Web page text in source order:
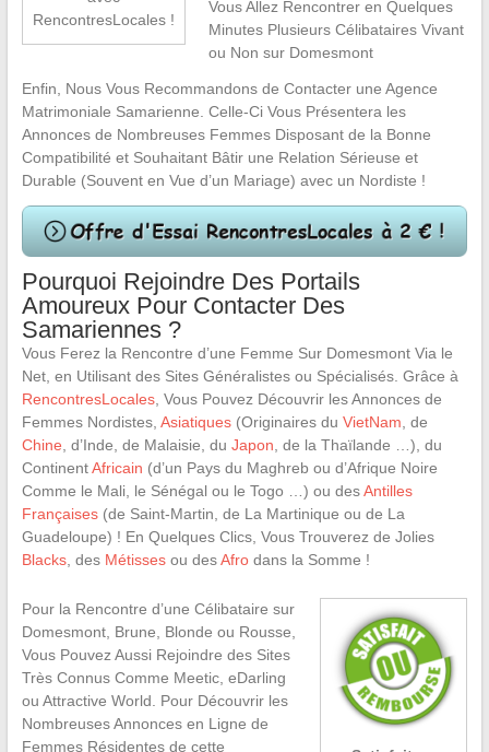
RencontresLocales !
Vous Allez Rencontrer en Quelques
Minutes Plusieurs Célibataires Vivant
ou Non sur Domesmont
Enfin, Nous Vous Recommandons de Contacter une Agence
Matrimoniale Samarienne. Celle-Ci Vous Présentera les
Annonces de Nombreuses Femmes Disposant de la Bonne
Compatibilité et Souhaitant Bâtir une Relation Sérieuse et
Durable (Souvent en Vue d’un Mariage) avec un Nordiste !
Pourquoi Rejoindre Des Portails
Amoureux Pour Contacter Des
Samariennes ?
Vous Ferez la Rencontre d’une Femme Sur Domesmont Via le
Net, en Utilisant des Sites Généralistes ou Spécialisés. Grâce à
RencontresLocales, Vous Pouvez Découvrir les Annonces de
Femmes Nordistes, Asiatiques(Originaires du VietNam , de
Chine , d’Inde, de Malaisie, du Japon , de la Thaïlande …), du
ContinentAfricain (d’un Pays du Maghreb ou d’Afrique Noire
Comme le Mali, le Sénégal ou le Togo …) ou desAntilles
Françaises(de Saint-Martin, de La Martinique ou de La
Guadeloupe) ! En Quelques Clics, Vous Trouverez de Jolies
Blacks, des Métissesou desAfrodans la Somme !
Pour la Rencontre d’une Célibataire sur
Domesmont, Brune, Blonde ou Rousse,
Vous Pouvez Aussi Rejoindre des Sites
Très Connus Comme Meetic, eDarling
ou Attractive World. Pour Découvrir les
Nombreuses Annonces en Ligne de
Femmes Résidentes de cette